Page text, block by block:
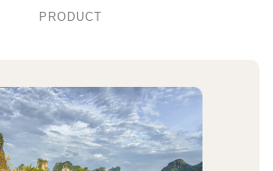
PRODUCT